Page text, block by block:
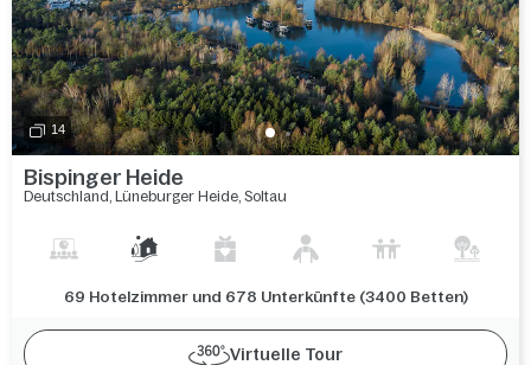
14
Bispinger Heide
Deutschland, Lüneburger Heide, Soltau
69 Hotelzimmer und 678 Unterkünfte (3400 Betten)
Virtuelle Tour